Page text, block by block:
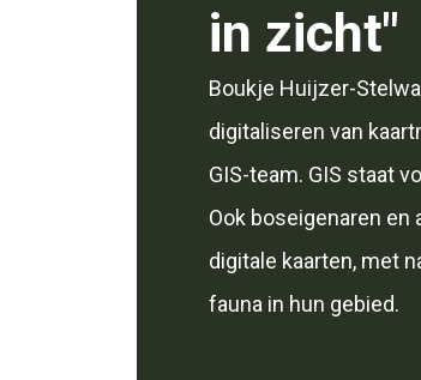
in zicht"
Boukje Huijzer-
digitaliseren van
GIS-team. GIS staat
Ook boseigenaren en
digitale kaarten, met
fauna in hun gebied.